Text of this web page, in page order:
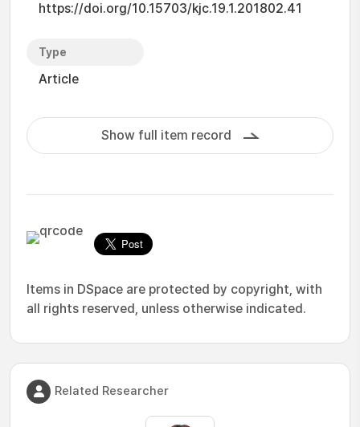
https://doi.org/10.15703/kjc.19.1.201802.41
Type
Article
Show full item record
Items in DSpace are protected by copyright, with
all rights reserved, unless otherwise indicated.
Related Researcher